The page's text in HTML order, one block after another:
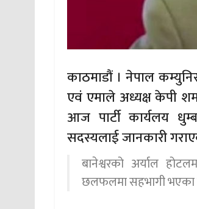
काठमाडौं । नेपाल
एवं एमाले अध्यक्ष केपी
आज पार्टी कार्यलय
सदस्यलाई जानकारी
बानेश्वरको अर्याल
छलफलमा सहभागी भएका